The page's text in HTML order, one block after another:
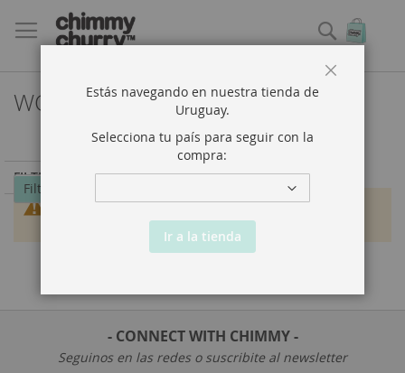
Buscar
WOMEN
No encontramos productos que concuerden con su
Filtrar por
FILTRADO POR
- CONNECT WITH CHIMMY -
Seguinos en las redes o suscribite al newsletter
Estás navegando en nuestra tienda de
Uruguay.
Selecciona tu país para seguir con la
compra:
Ir a la tienda